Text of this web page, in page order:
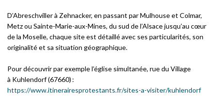
D’Abreschviller à Zehnacker, en passant par Mulhouse et Colmar,
Metz ou Sainte-Marie-aux-Mines, du sud de l’Alsace jusqu’au cœur
de la Moselle, chaque site est détaillé avec ses particularités, son
originalité et sa situation géographique.
Pour découvrir par exemple l’église simultanée, rue du Village
à Kuhlendorf (67660) :
https://www.itinerairesprotestants.fr/sites-a-visiter/kuhlendorf